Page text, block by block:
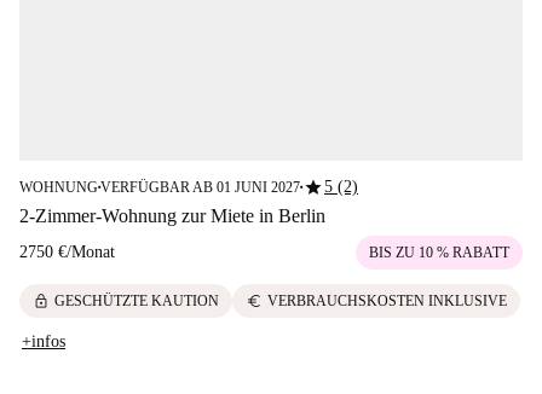
WOHNUNG■VERFÜGBAR AB 01 JUNI 2027■star5 (2)
2-Zimmer-Wohnung zur Miete in Berlin
2750 €/Monat BIS ZU 10 % RABATT
lock GESCHÜTZTE KAUTION euro VERBRAUCHSKOSTEN INKLUSIVE
+infos